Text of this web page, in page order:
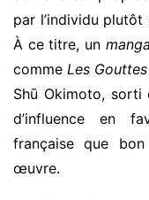
par l’individu
À ce titre, un manga
comme Les
Shū Okimoto,
d’influence en
française que
œuvre.